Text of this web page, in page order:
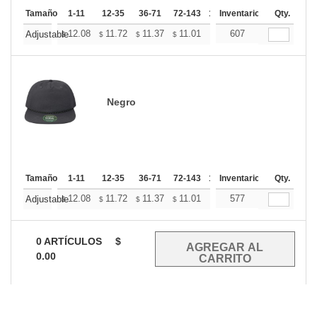
Tamaño 1-11 12-35 36-71 72-143 144-287 288 + Mas
Inventario Qty.
Adjustable
$12.08 $ 11.72 $ 11.37 $ 11.01 10.65
607
Negro
Tamaño 1-11 12-35 36-71 72-143 144-287 288 + Mas
Inventario Qty.
Adjustable
$12.08 $ 11.72 $ 11.37 $ 11.01 10.65
577
0ARTÍCULOS
$
0.00